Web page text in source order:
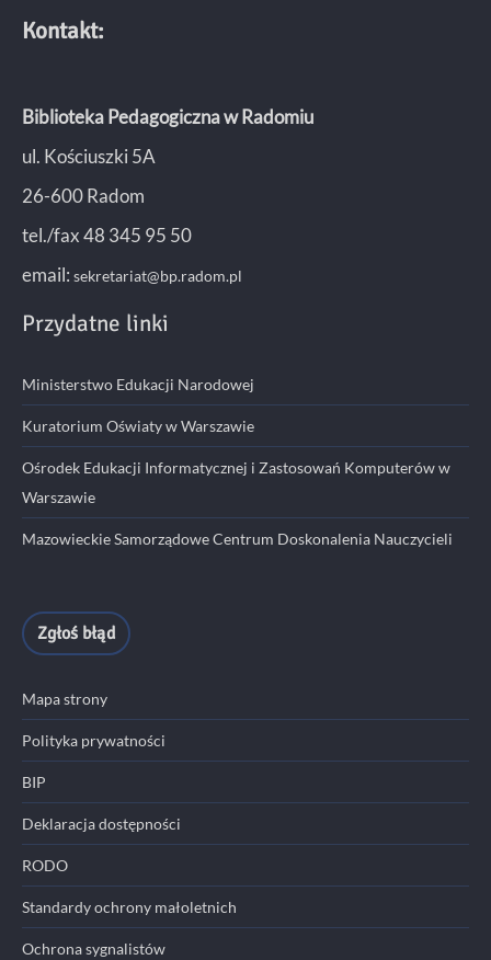
Kontakt:
Biblioteka Pedagogiczna w Radomiu
ul. Kościuszki 5A
26-600 Radom
tel./fax 48 345 95 50
email: sekretariat@bp.radom.pl
Przydatne linki
Ministerstwo Edukacji Narodowej
Kuratorium Oświaty w Warszawie
Ośrodek Edukacji Informatycznej i Zastosowań Komputerów w
Warszawie
Mazowieckie Samorządowe Centrum Doskonalenia Nauczycieli
Zgłoś błąd
Mapa strony
Polityka prywatności
BIP
Deklaracja dostępności
RODO
Standardy ochrony małoletnich
Ochrona sygnalistów